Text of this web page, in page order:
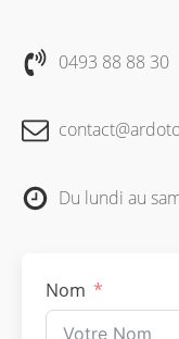
0493 88 88 30
Du lundi au
Nom